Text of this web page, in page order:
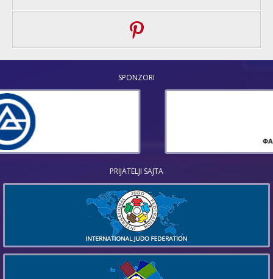
SPONZORI
PRIJATELJI SAJTA